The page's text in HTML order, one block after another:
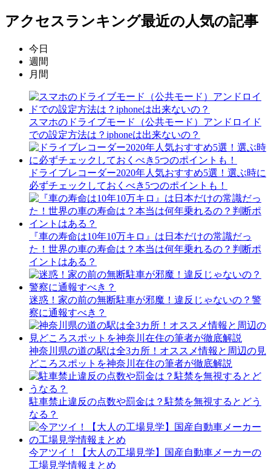
アクセスランキング最近の人気の記事
今日
週間
月間
スマホのドライブモード（公共モード）アンドロイド
での設定方法は？iphoneは出来ないの？
ドライブレコーダー2020年人気おすすめ5選！選ぶ時に
必ずチェックしておくべき5つのポイントも！
『車の寿命は10年10万キロ』は日本だけの常識だっ
た！世界の車の寿命は？本当は何年乗れるの？判断ポ
イントはある？
迷惑！家の前の無断駐車が邪魔！違反じゃないの？警
察に通報すべき？
神奈川県の道の駅は全3カ所！オススメ情報と周辺の見
どころスポットを神奈川在住の筆者が徹底解説
駐車禁止違反の点数や罰金は？駐禁を無視するとどう
なる？
今アツイ！【大人の工場見学】国産自動車メーカーの
工場見学情報まとめ